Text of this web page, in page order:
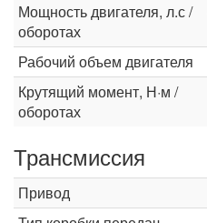
Мощность двигателя, л.с /
оборотах
Рабочий объем двигателя
Крутящий момент, Н·м /
оборотах
Трансмиссия
Привод